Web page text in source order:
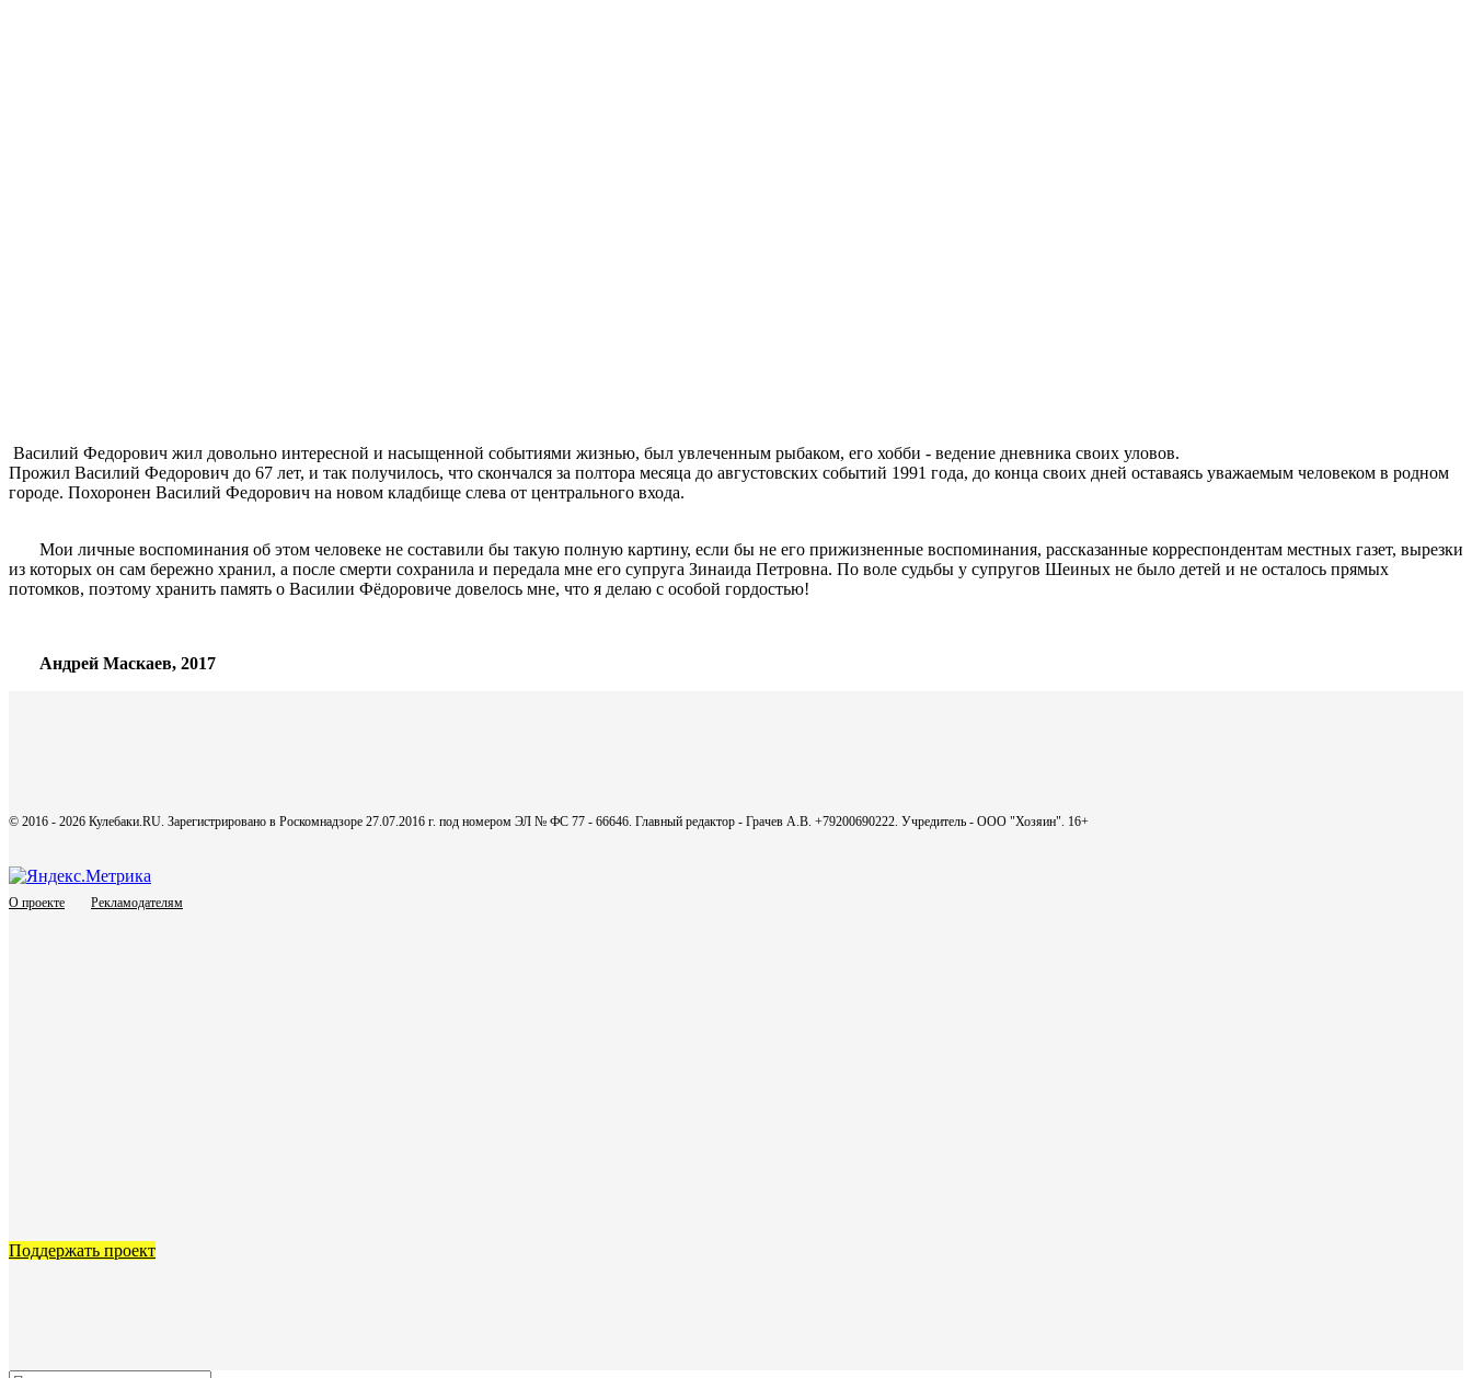
Василий Федорович жил довольно интересной и насыщенной событиями жизнью, был увлеченным рыбаком, его хобби - ведение дневника своих уловов.
Прожил Василий Федорович до 67 лет, и так получилось, что скончался за полтора месяца до августовских событий 1991 года, до конца своих дней оставаясь уважаемым человеком в родном
городе. Похоронен Василий Федорович на новом кладбище слева от центрального входа.
Мои личные воспоминания об этом человеке не составили бы такую полную картину, если бы не его прижизненные воспоминания, рассказанные корреспондентам местных газет, вырезки
из которых он сам бережно хранил, а после смерти сохранила и передала мне его супруга Зинаида Петровна. По воле судьбы у супругов Шеиных не было детей и не осталось прямых
потомков, поэтому хранить память о Василии Фёдоровиче довелось мне, что я делаю с особой гордостью!
Андрей Маскаев, 2017
© 2016 - 2026 Кулебаки.RU. Зарегистрировано в Роскомнадзоре 27.07.2016 г. под номером ЭЛ № ФС 77 - 66646. Главный редактор - Грачев А.В. +79200690222. Учредитель - ООО "Хозяин". 16+
О проекте Рекламодателям
Поддержать проект